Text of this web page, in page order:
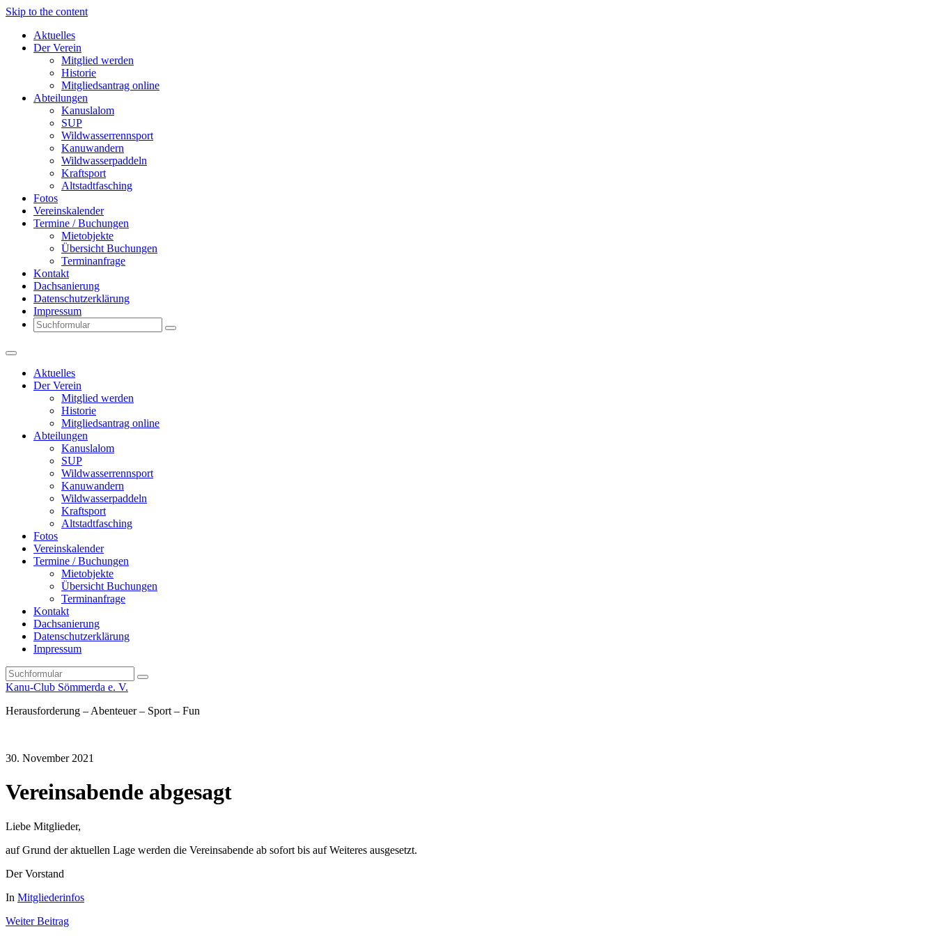
Skip to the content
Aktuelles
Der Verein
Mitglied werden
Historie
Mitgliedsantrag online
Abteilungen
Kanuslalom
SUP
Wildwasserrennsport
Kanuwandern
Wildwasserpaddeln
Kraftsport
Altstadtfasching
Fotos
Vereinskalender
Termine / Buchungen
Mietobjekte
Übersicht Buchungen
Terminanfrage
Kontakt
Dachsanierung
Datenschutzerklärung
Impressum
Search
Aktuelles
Der Verein
Mitglied werden
Historie
Mitgliedsantrag online
Abteilungen
Kanuslalom
SUP
Wildwasserrennsport
Kanuwandern
Wildwasserpaddeln
Kraftsport
Altstadtfasching
Fotos
Vereinskalender
Termine / Buchungen
Mietobjekte
Übersicht Buchungen
Terminanfrage
Kontakt
Dachsanierung
Datenschutzerklärung
Impressum
Search
Kanu-Club Sömmerda e. V.
Herausforderung – Abenteuer – Sport – Fun
30. November 2021
Vereinsabende abgesagt
Liebe Mitglieder,
auf Grund der aktuellen Lage werden die Vereinsabende ab sofort bis auf Weiteres ausgesetzt.
Der Vorstand
In Mitgliederinfos
WeiterBeitrag